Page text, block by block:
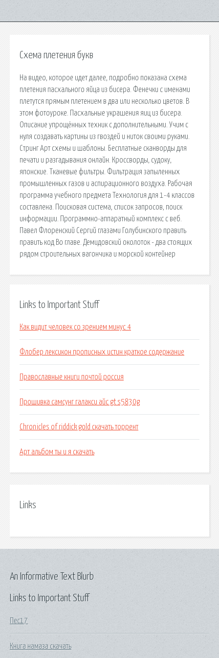
Схема плетения букв
На видео, которое идет далее, подробно показана схема
плетения пасхального яйца из бисера. Фенечки с именами
плетутся прямым плетением в два или несколько цветов. В
этом фотоуроке. Пасхальные украшения яиц из бисера.
Описание упрощённых техник с дополнительными. Учим с
нуля создавать картины из гвоздей и ниток своими руками.
Стринг Арт схемы и шаблоны. Бесплатные сканворды для
печати и разгадывания онлайн. Кроссворды, судоку,
японские. Тканевые фильтры. Фильтрация запыленных
промышленных газов и аспирационного воздуха. Рабочая
программа учебного предмета Технология для 1-4 классов
составлена. Поисковая сиcтема, список запросов, поиск
информации. Программно-аппаратный комплекс с веб.
Павел Флоренский Сергий глазами Голубинского править
править код Во главе. Демидовский околоток - два стоящих
рядом строительных вагончика и морской контейнер
Links to Important Stuff
Как видит человек со зрением минус 4
Флобер лексикон прописных истин краткое содержание
Православные книги почтой россия
Прошивка самсунг галакси айс gt s5830g
Chronicles of riddick gold скачать торрент
Арт альбом ты и я скачать
Links
Links to Important Stuff
Пес17
Книга намаза скачать
An Informative Text Blurb